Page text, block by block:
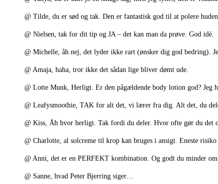
@ Tilde, du er sød og tak. Den er fantastisk god til at polere
@ Nielsen, tak for dit tip og JA – det kan man da prøve. God idé.
@ Michelle, åh nej, det lyder ikke rart (ønsker dig god bedring).
@ Amaja, haha, tror ikke det sådan lige bliver dømt ude.
@ Lotte Munk, Herligt. Er den pågældende body lotion god? Jeg
@ Leafysmoothie, TAK for alt det, vi lærer fra dig. Alt det, du
@ Kiss, Åh hvor herligt. Tak fordi du deler. Hvor ofte gør du det
@ Charlotte, al solcreme til krop kan bruges i ansigt. Eneste
@ Anni, det er en PERFEKT kombination. Og godt du minder om
@ Sanne, hvad Peter Bjerring siger…